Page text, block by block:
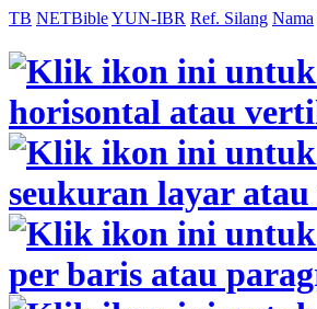
TB NETBibleYUN-IBR Ref. Silang Nama